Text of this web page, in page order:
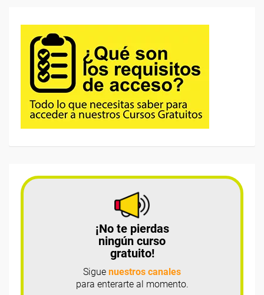
¡No te pierdas
ningún curso
gratuito!
Sigue nuestros canales
para enterarte al momento.